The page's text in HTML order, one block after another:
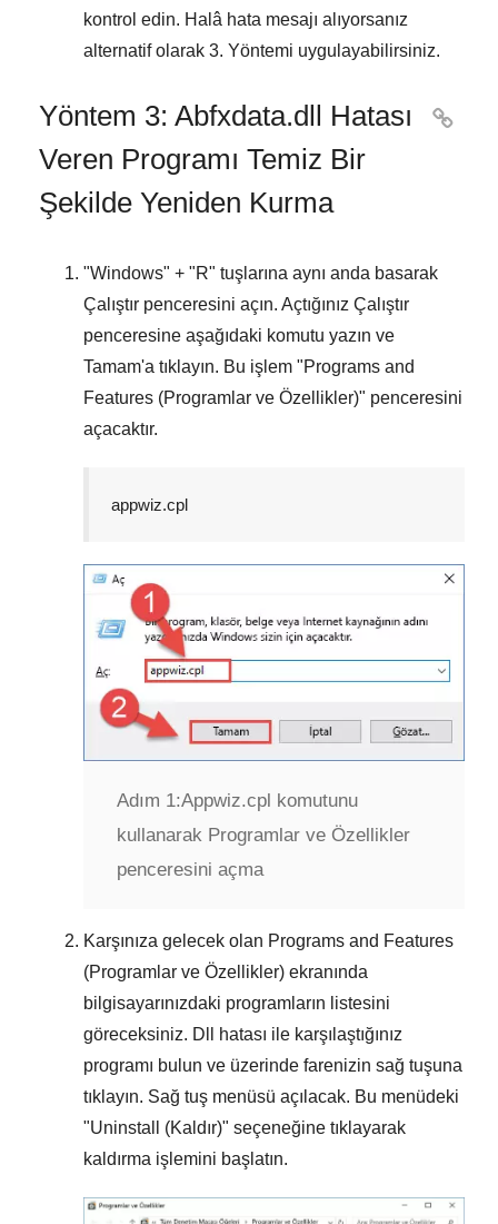
kontrol edin. Halâ hata mesajı alıyorsanız
alternatif olarak 3. Yöntemi uygulayabilirsiniz.
Yöntem 3: Abfxdata.dll Hatası
Veren Programı Temiz Bir
Şekilde Yeniden Kurma

"Windows" + "R" tuşlarına aynı anda basarak
Çalıştır penceresini açın. Açtığınız Çalıştır
penceresine aşağıdaki komutu yazın ve
Tamam'a tıklayın. Bu işlem "Programs and
Features (Programlar ve Özellikler)" penceresini
açacaktır.
appwiz.cpl
Adım 1:Appwiz.cpl komutunu
kullanarak Programlar ve Özellikler
penceresini açma
Karşınıza gelecek olan Programs and Features
(Programlar ve Özellikler) ekranında
bilgisayarınızdaki programların listesini
göreceksiniz. Dll hatası ile karşılaştığınız
programı bulun ve üzerinde farenizin sağ tuşuna
tıklayın. Sağ tuş menüsü açılacak. Bu menüdeki
"Uninstall (Kaldır)" seçeneğine tıklayarak
kaldırma işlemini başlatın.